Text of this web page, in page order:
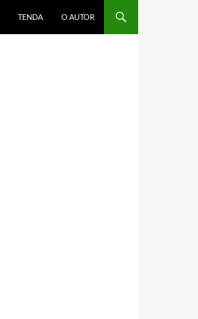
TENDA O AUTOR